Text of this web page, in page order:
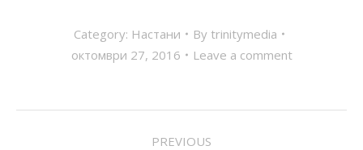
Category: Настани By trinitymedia
октомври 27, 2016
Leave a comment
PREVIOUS